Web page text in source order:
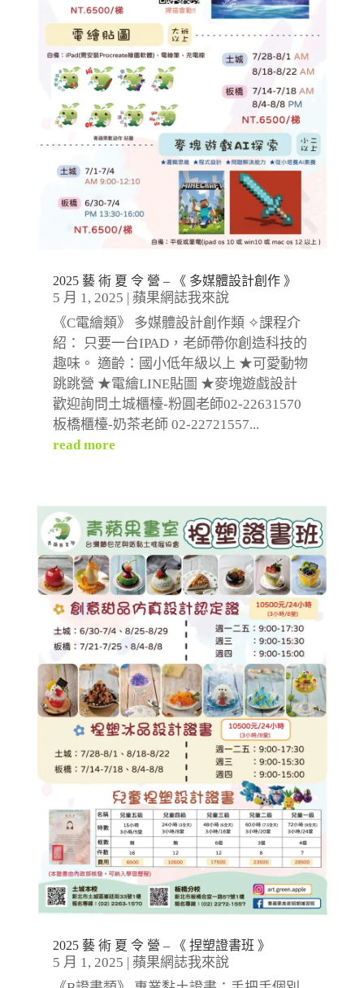
2025 藝 術 夏 令 營 – 《 多媒體設計創作 》
5 月 1, 2025 | 蘋果網誌我來說
《C電繪類》 多媒體設計創作類 ✧課程介
紹： 只要一台IPAD，老師帶你創造科技的
趣味。 適齡：國小低年級以上 ★可愛動物
跳跳營 ★電繪LINE貼圖 ★麥塊遊戲設計
歡迎詢問土城櫃檯-粉圓老師02-22631570
板橋櫃檯-奶茶老師 02-22721557...
read more
2025 藝 術 夏 令 營 – 《 捏塑證書班 》
5 月 1, 2025 | 蘋果網誌我來說